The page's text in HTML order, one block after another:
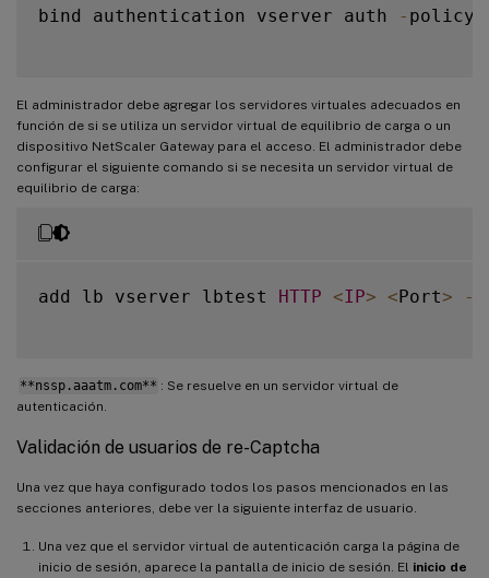
bind authentication vserver auth - policy
El administrador debe agregar los servidores virtuales adecuados en
función de si se utiliza un servidor virtual de equilibrio de carga o un
dispositivo NetScaler Gateway para el acceso. El administrador debe
configurar el siguiente comando si se necesita un servidor virtual de
equilibrio de carga:
add lb vserver lbtest HTTP <IP> <Port> -
**nssp.aaatm.com** : Se resuelve en un servidor virtual de
autenticación.
Validación de usuarios de re-Captcha
Una vez que haya configurado todos los pasos mencionados en las
secciones anteriores, debe ver la siguiente interfaz de usuario.
Una vez que el servidor virtual de autenticación carga la página de
inicio de sesión, aparece la pantalla de inicio de sesión. El inicio de